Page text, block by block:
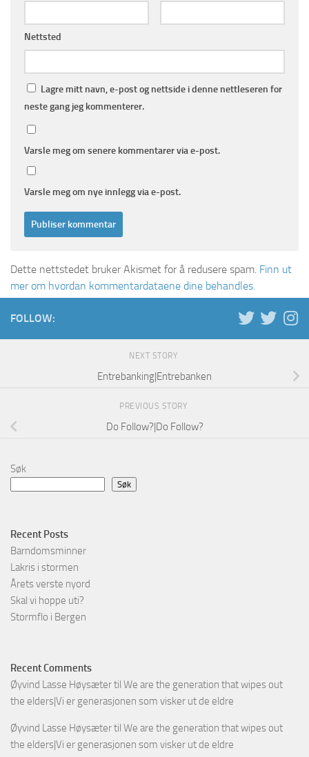
Nettsted
Lagre mitt navn, e-post og nettside i denne nettleseren for
neste gang jeg kommenterer.
Varsle meg om senere kommentarer via e-post.
Varsle meg om nye innlegg via e-post.
Dette nettstedet bruker Akismet for å redusere spam. Finn ut
mer om hvordan kommentardataene dine behandles.
FOLLOW:
NEXT STORY
Entrebanking|Entrebanken
PREVIOUS STORY
Do Follow?|Do Follow?
Søk
Søk
Recent Posts
Barndomsminner
Lakris i stormen
Årets verste nyord
Skal vi hoppe uti?
Stormflo i Bergen
Recent Comments
Øyvind Lasse Høysætertil We are the generation that wipes out
the elders|Vi er generasjonen som visker ut de eldre
Øyvind Lasse Høysætertil We are the generation that wipes out
the elders|Vi er generasjonen som visker ut de eldre